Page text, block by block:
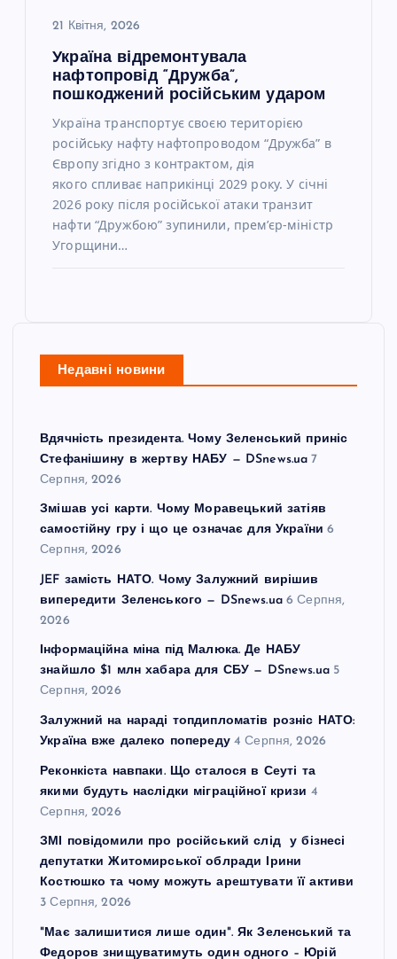
21 Квітня, 2026
Україна відремонтувала
нафтопровід “Дружба”,
пошкоджений російським ударом
Україна транспортує своєю територією
російську нафту нафтопроводом “Дружба” в
Європу згідно з контрактом, дія
якого спливає наприкінці 2029 року. У січні
2026 року після російської атаки транзит
нафти “Дружбою” зупинили, прем’єр-міністр
Угорщини…
Недавні новини
Вдячність президента. Чому Зеленський приніс
Стефанішину в жертву НАБУ — DSnews.ua 7
Серпня, 2026
Змішав усі карти. Чому Моравецький затіяв
самостійну гру і що це означає для України 6
Серпня, 2026
JEF замість НАТО. Чому Залужний вирішив
випередити Зеленського — DSnews.ua 6 Серпня,
2026
Інформаційна міна під Малюка. Де НАБУ
знайшло $1 млн хабара для СБУ — DSnews.ua 5
Серпня, 2026
Залужний на нараді топдипломатів розніс НАТО:
Україна вже далеко попереду 4 Серпня, 2026
Реконкіста навпаки. Що сталося в Сеуті та
якими будуть наслідки міграційної кризи 4
Серпня, 2026
ЗМІ повідомили про російський слід у бізнесі
депутатки Житомирської облради Ірини
Костюшко та чому можуть арештувати її активи
3 Серпня, 2026
"Має залишитися лише один". Як Зеленський та
Федоров знищуватимуть один одного – Юрій